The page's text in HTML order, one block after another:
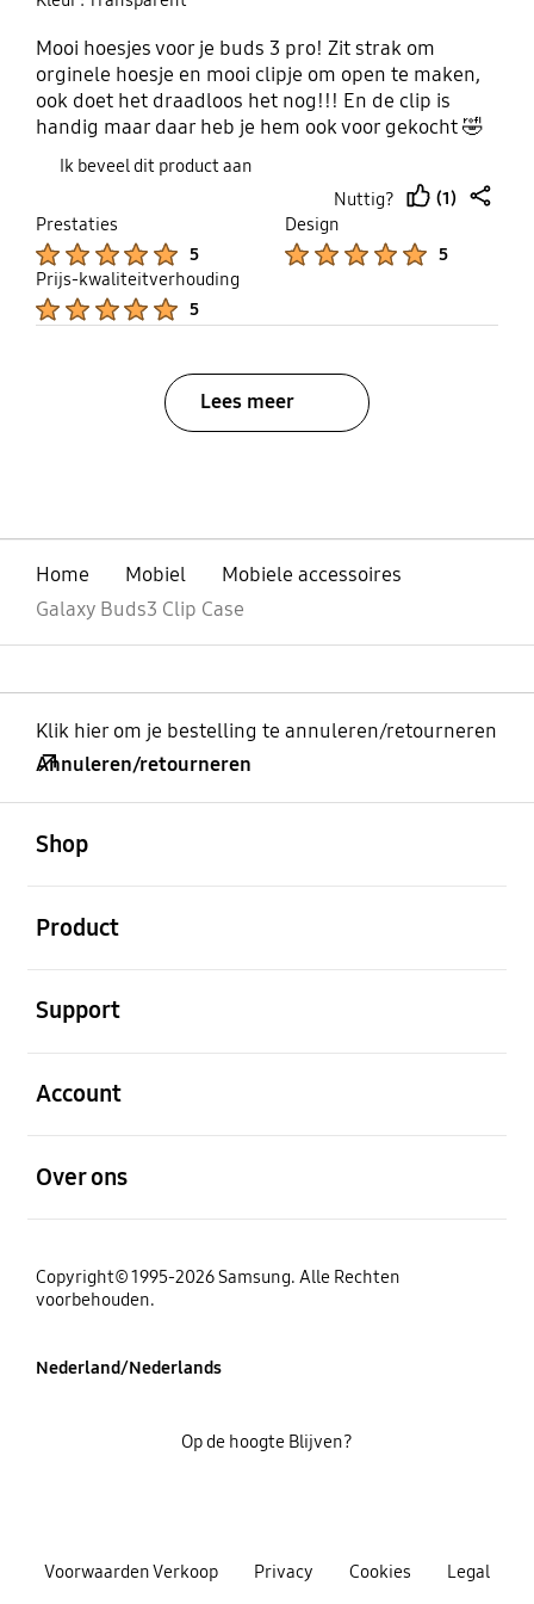
Mooi hoesjes voor je buds 3 pro! Zit strak om
orginele hoesje en mooi clipje om open te maken,
ook doet het draadloos het nog!!! En de clip is
handig maar daar heb je hem ook voor gekocht 🤣
Ik beveel dit product aan
Nuttig?
up
(1)
Prestaties
5
Design
5
Prijs-kwaliteitverhouding
5
Lees meer
Home Mobiel
Mobiele accessoires
Galaxy Buds3 Clip Case
Klik hier om je bestelling te annuleren/retourneren
Annuleren/retourneren
Shop
Product
Support
Account
Over ons
Copyright© 1995-2026 Samsung. Alle Rechten
voorbehouden.
Nederland/Nederlands
Voorwaarden Verkoop Privacy Cookies Legal
Op de hoogte Blijven?